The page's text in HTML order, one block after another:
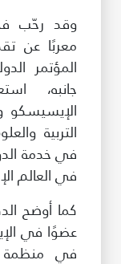
وقد رحّب
معربًا عن
المؤتمر
جانبه،
الإيسيسكو
التربية
في خدمة
في العالم
كما أوضح
عضوًا في
في منظمة